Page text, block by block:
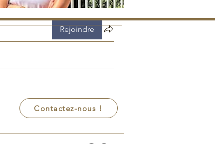
Rejoindre
Contactez-nous !